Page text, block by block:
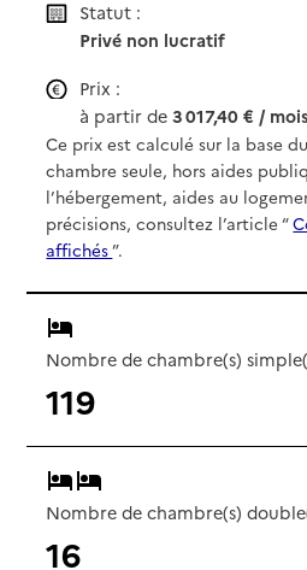
Statut :
Privé non lucratif
Prix :
à partir de3 017,40 € / mois
Ce prix est calculé sur la base
chambre seule, hors aides
l’hébergement, aides au
précisions, consultez l’article “
affichés”.
Nombre de chambre(s)
119
Nombre de chambre(s)
16